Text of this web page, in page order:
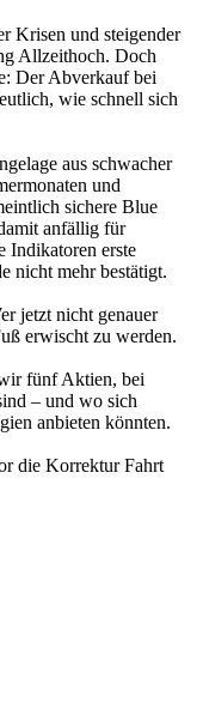
Krisen und steigender
Allzeithoch. Doch
Der Abverkauf bei
wie schnell sich
aus schwacher
und
sichere Blue
anfällig für
Indikatoren erste
nicht mehr bestätigt.
jetzt nicht genauer
erwischt zu werden.
fünf Aktien, bei
– und wo sich
anbieten könnten.
die Korrektur Fahrt